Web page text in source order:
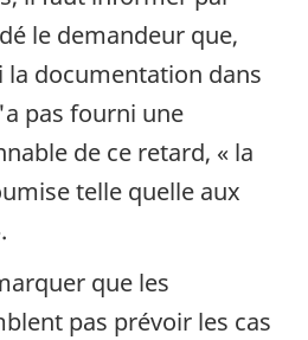
le demandeur que,
documentation dans
pas fourni une
de ce retard, « la
telle quelle aux
que les
pas prévoir les cas